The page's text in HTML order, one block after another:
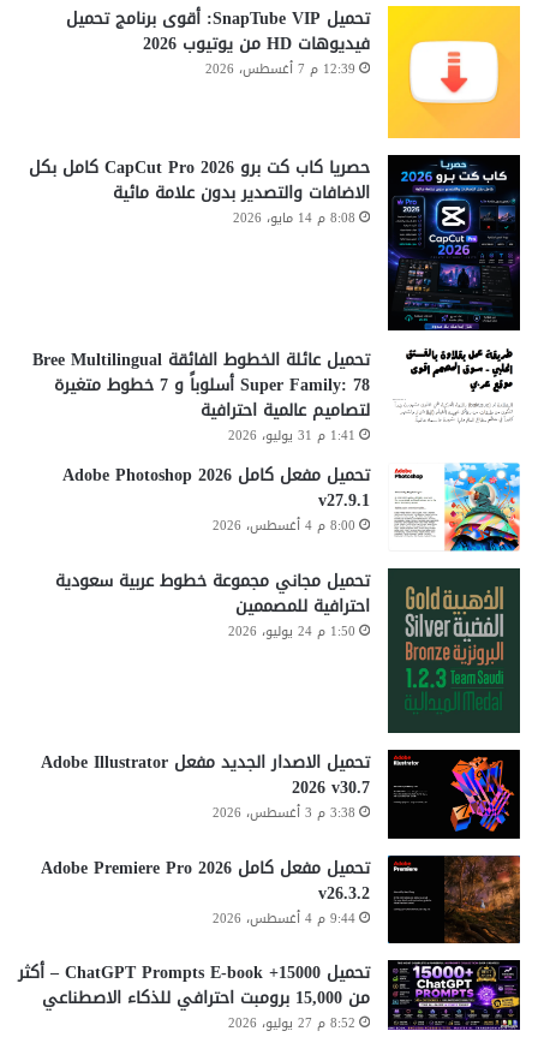
تحميل SnapTube VIP: أقوى برنامج تحميل
فيديوهات HD من يوتيوب 2026
12:39 م 7 أغسطس، 2026
حصريا كاب كت برو CapCut Pro 2026 كامل بكل
الاضافات والتصدير بدون علامة مائية
8:08 م 14 مايو، 2026
تحميل عائلة الخطوط الفائقة Bree Multilingual
Super Family: 78 أسلوباً و 7 خطوط متغيرة
لتصاميم عالمية احترافية
1:41 م 31 يوليو، 2026
تحميل مفعل كامل Adobe Photoshop 2026
v27.9.1
8:00 م 4 أغسطس، 2026
تحميل مجاني مجموعة خطوط عربية سعودية
احترافية للمصممين
1:50 م 24 يوليو، 2026
تحميل الاصدار الجديد مفعل Adobe Illustrator
2026 v30.7
3:38 م 3 أغسطس، 2026
تحميل مفعل كامل Adobe Premiere Pro 2026
v26.3.2
9:44 م 4 أغسطس، 2026
تحميل 15000+ ChatGPT Prompts E-book – أكثر
من 15,000 برومبت احترافي للذكاء الاصطناعي
8:52 م 27 يوليو، 2026